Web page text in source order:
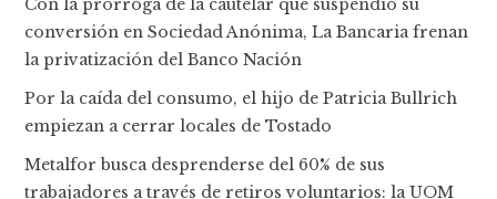
Con la prórroga de la cautelar que suspendió su
conversión en Sociedad Anónima, La Bancaria frenan
la privatización del Banco Nación
Por la caída del consumo, el hijo de Patricia Bullrich
empiezan a cerrar locales de Tostado
Metalfor busca desprenderse del 60% de sus
trabajadores a través de retiros voluntarios: la UOM